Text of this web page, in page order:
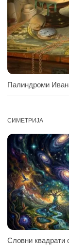
Палиндроми
СИМЕТРИЈА
Словни квадрати